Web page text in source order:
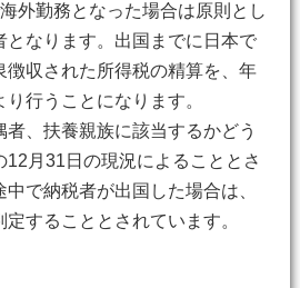
外勤務となった場合は原則とし
となります。出国までに日本で
徴収された所得税の精算を、年
行うことになります。
、扶養親族に該当するかどう
月31日の現況によることとさ
で納税者が出国した場合は、
することとされています。